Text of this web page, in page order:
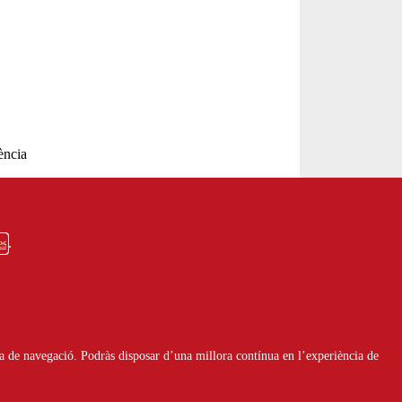
navegació. Podràs disposar d’una millora contínua en l’experiència de
troba el teu lloc